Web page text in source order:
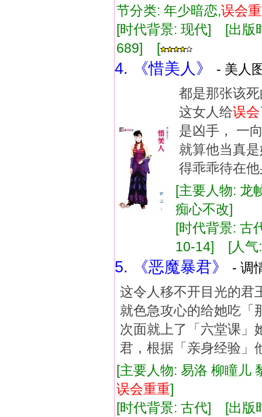
节分类: 年少暗恋,误会
[时代背景: 现代] [出
689] [
4. 《惜美人》
- 美人
都是那张该
这女人给误会
是凶手， 一
就算他当真
得乖乖待在
[主要人物:
痴心不改]
[时代背景:
10-14] [人
5. 《恶魔暴君》
- 调
这令人移不开目光的君
就色急攻心的给她吃「
次面就上了「六堂课」
君，根据「亲身经验」
[主要人物: 易洛 柳瞳
误会重重]
[时代背景: 古代] [出